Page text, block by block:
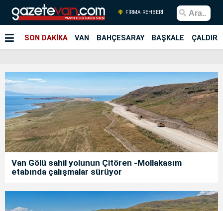
FİRMA REHBERİ
SON DAKİKA VAN BAHÇESARAY BAŞKALE
Van Gölü sahil yolunun Çitören -Mollakasım
etabında çalışmalar sürüyor